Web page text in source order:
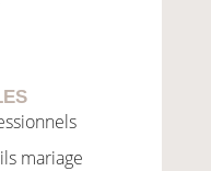
mariage